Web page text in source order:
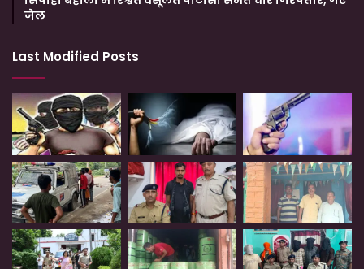
जेल
Last Modified Posts